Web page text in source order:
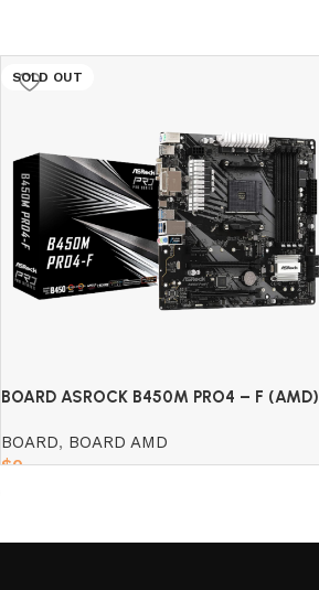
SOLD OUT
BOARD ASROCK B450M PRO4 – F (AMD)
BOARD, BOARD AMD
$0